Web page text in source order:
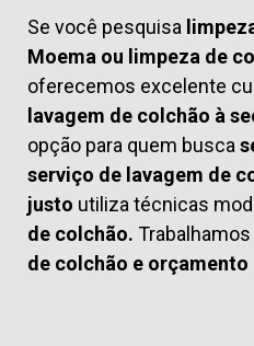
Se você pesquisa
Moema ou limpeza de
oferecemos excelente
lavagem de colchão à
opção para quem busca
serviço de lavagem de
justo utiliza técnicas
de colchão.
de colchão e orçamento